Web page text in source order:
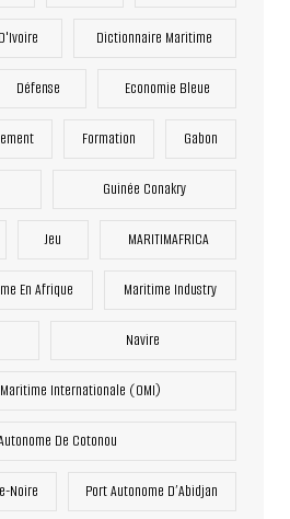
Dictionnaire Maritime
Défense Economie Bleue
Formation Gabon
Guinée Conakry
Jeu MARITIMAFRICA
En Afrique Maritime Industry
Navire
Internationale (OMI)
De Cotonou
Noire Port Autonome D’Abidjan